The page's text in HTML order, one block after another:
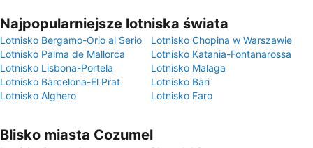
Najpopularniejsze lotniska świata
Lotnisko Bergamo-Orio al Serio
Lotnisko Chopina w Warszawie
Lotnisko Palma de Mallorca
Lotnisko Katania-Fontanarossa
Lotnisko Lisbona-Portela
Lotnisko Malaga
Lotnisko Barcelona-El Prat
Lotnisko Bari
Lotnisko Alghero
Lotnisko Faro
Blisko miasta Cozumel